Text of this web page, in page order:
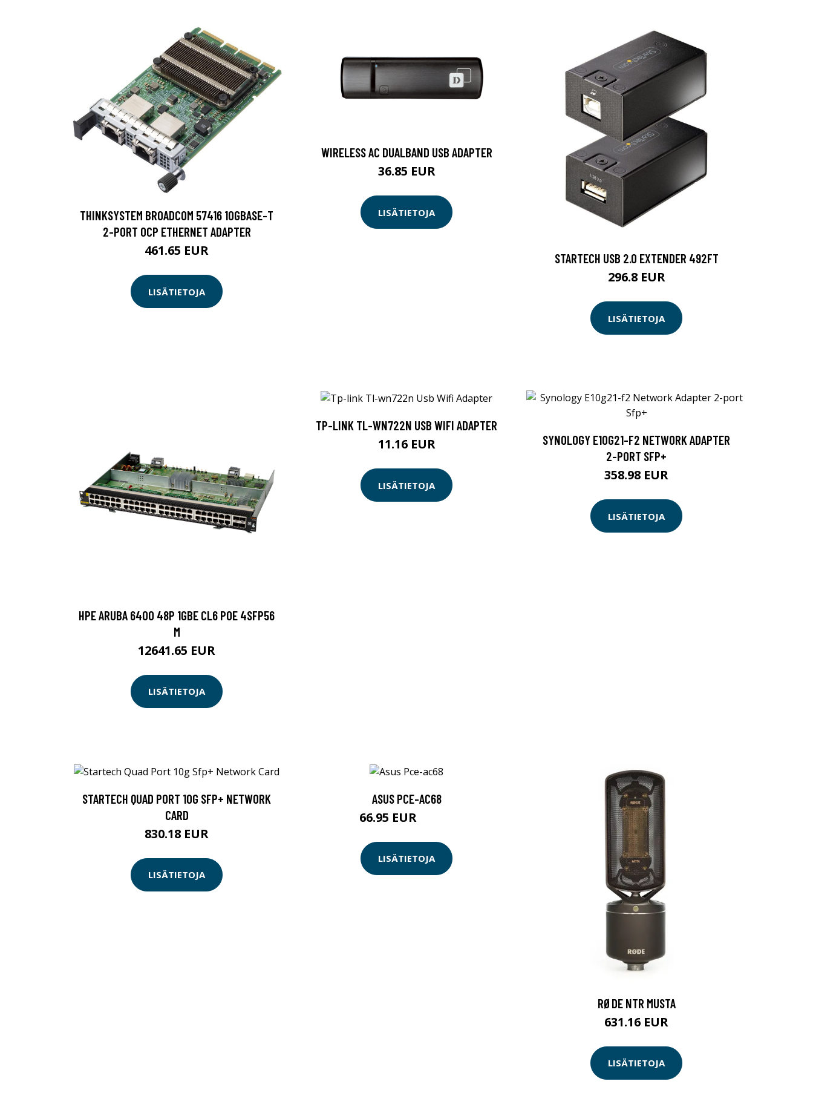
THINKSYSTEM BROADCOM 57416 10GBASE-T
2-PORT OCP ETHERNET ADAPTER
461.65 EUR
LISÄTIETOJA
WIRELESS AC DUALBAND USB ADAPTER
36.85 EUR
LISÄTIETOJA
STARTECH USB 2.0 EXTENDER 492FT
296.8 EUR
LISÄTIETOJA
HPE ARUBA 6400 48P 1GBE CL6 POE 4SFP56
M
12641.65 EUR
LISÄTIETOJA
TP-LINK TL-WN722N USB WIFI ADAPTER
11.16 EUR
LISÄTIETOJA
SYNOLOGY E10G21-F2 NETWORK ADAPTER
2-PORT SFP+
358.98 EUR
LISÄTIETOJA
STARTECH QUAD PORT 10G SFP+ NETWORK
CARD
830.18 EUR
LISÄTIETOJA
ASUS PCE-AC68
66.95 EUR
LISÄTIETOJA
RØDE NTR MUSTA
631.16 EUR
LISÄTIETOJA